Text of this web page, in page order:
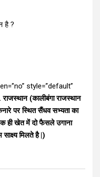
है ?
style=”default”
राजस्थान (कालीबंगा राजस्थान
पर स्थित सैंधव सभ्यता का
ही खेत में दो फैसले उगाना
मिलते है |)